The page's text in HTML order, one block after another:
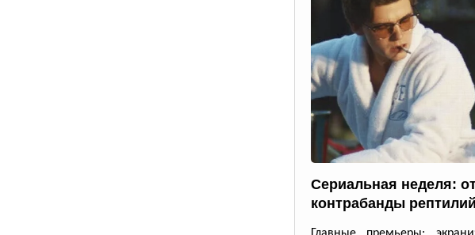
Сериальная неделя:
контрабанды